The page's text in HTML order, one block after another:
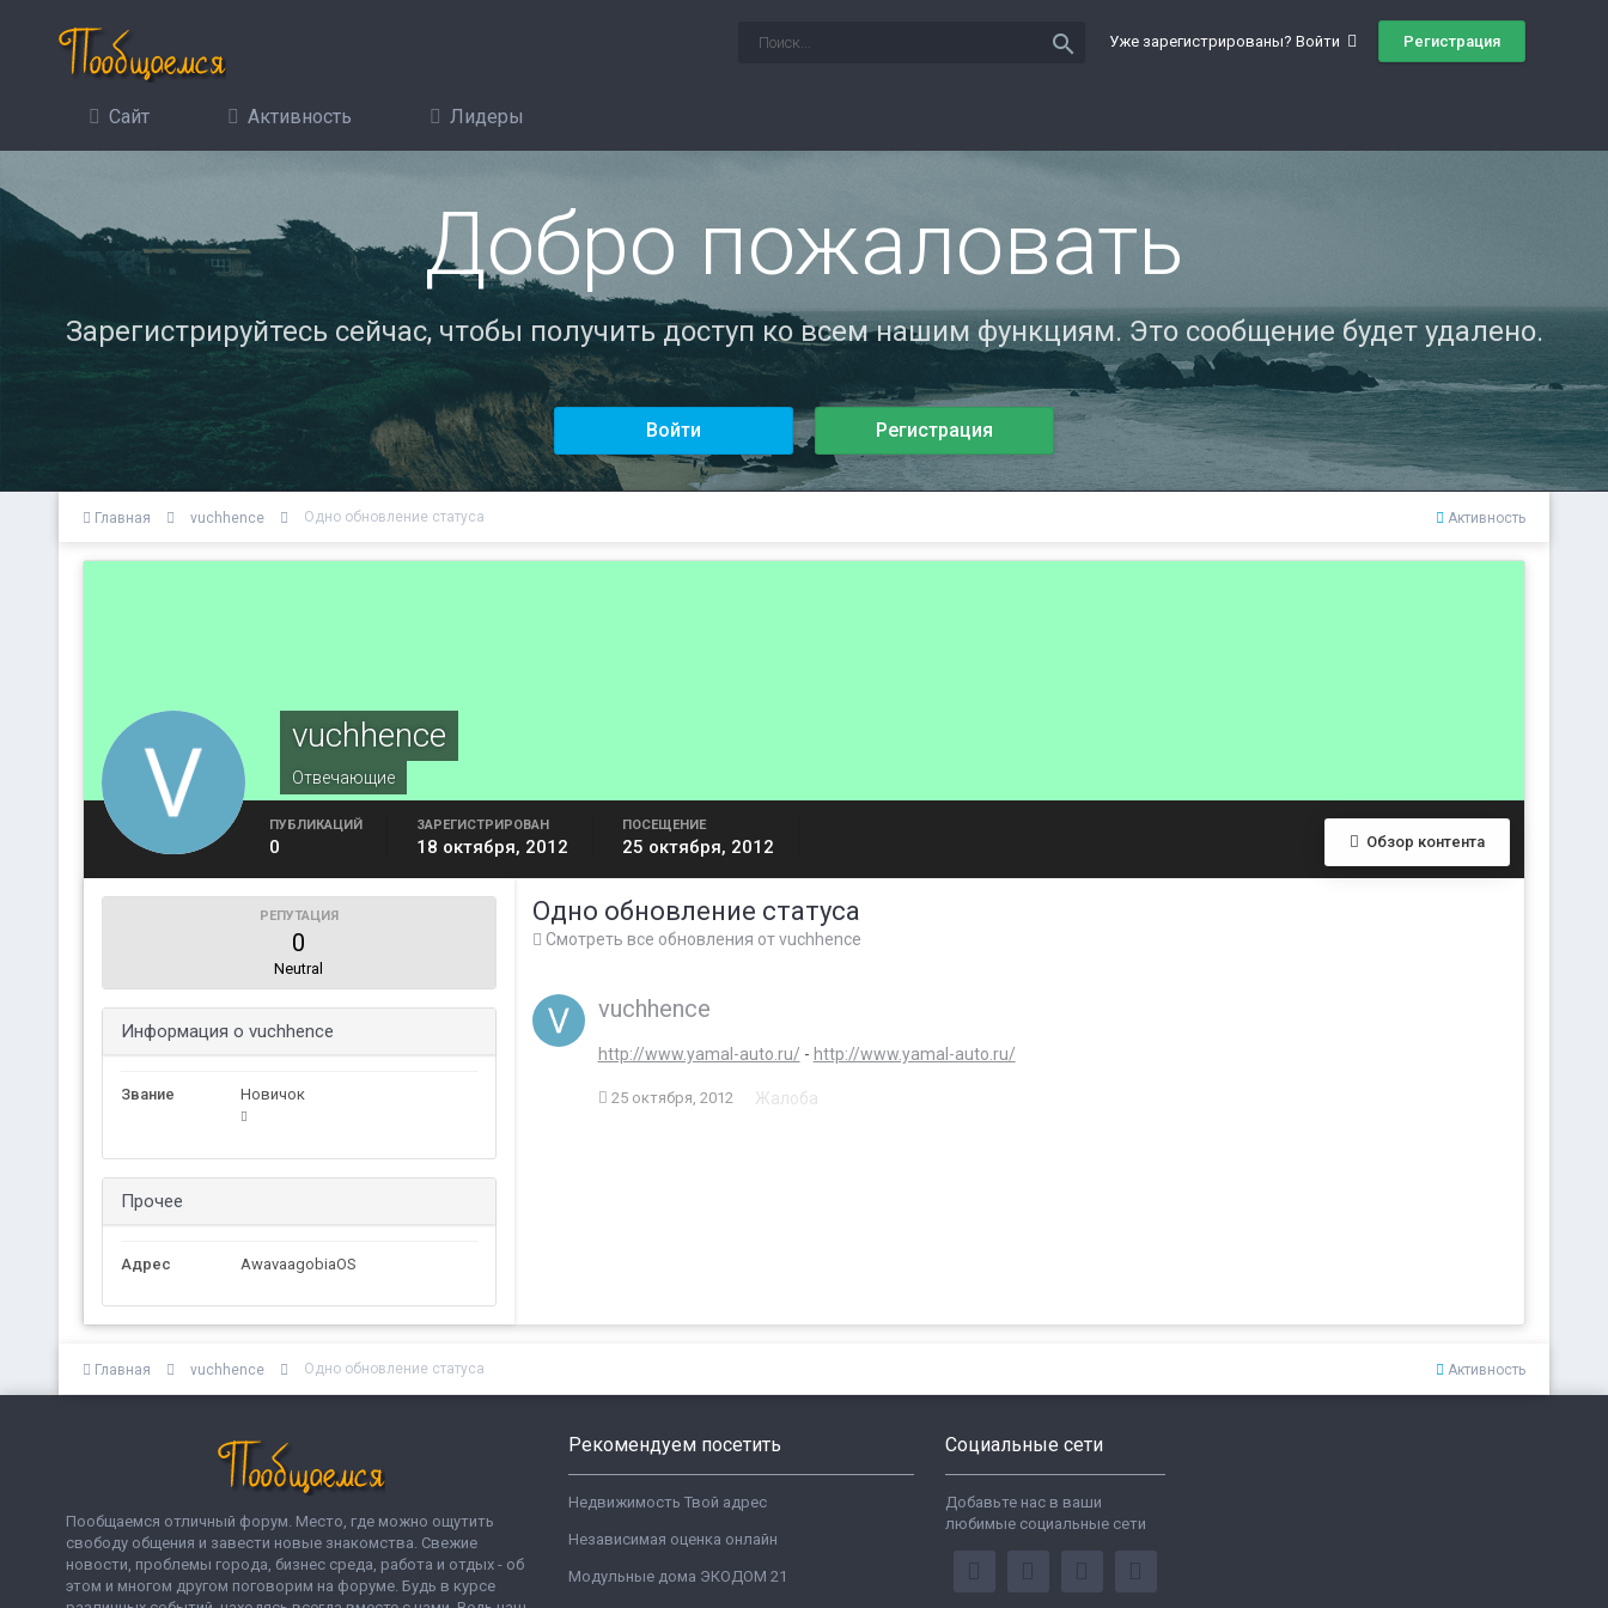
Уже зарегистрированы? Войти Регистрация
search
Сайт Активность Лидеры
Добро пожаловать
Зарегистрируйтесь сейчас, чтобы получить доступ ко всем нашим функциям. Это сообщение будет удалено.
Войти Регистрация
Активность
Главная vuchhence Одно обновление статуса
vuchhence
Отвечающие
Обзор контента
ПУБЛИКАЦИЙ
0
ЗАРЕГИСТРИРОВАН
18 октября, 2012
ПОСЕЩЕНИЕ
25 октября, 2012
РЕПУТАЦИЯ
0
Neutral
Информация о vuchhence
Звание Новичок
Прочее
Адрес AwavaagobiaOS
Одно обновление статуса
Смотреть все обновления от vuchhence
vuchhence
http://www.yamal-auto.ru/ - http://www.yamal-auto.ru/
25 октября, 2012 Жалоба
Активность
Главная vuchhence Одно обновление статуса
Пообщаемся отличный форум. Место, где можно ощутить
свободу общения и завести новые знакомства. Свежие
новости, проблемы города, бизнес среда, работа и отдых - об
этом и многом другом поговорим на форуме. Будь в курсе
Рекомендуем посетить
Недвижимость Твой адрес
Независимая оценка онлайн
Модульные дома ЭКОДОМ 21
Социальные сети
Добавьте нас в ваши
любимые социальные сети